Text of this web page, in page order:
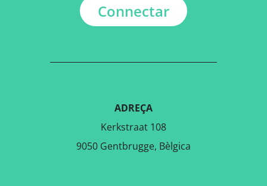
Connectar
ADREÇA
Kerkstraat 108
9050 Gentbrugge, Bèlgica